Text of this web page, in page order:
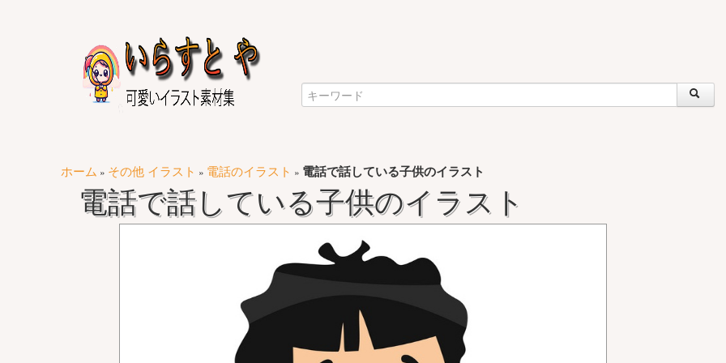
ホーム » その他 イラスト » 電話のイラスト » 電話で話している子供のイラスト
電話で話している子供のイラスト